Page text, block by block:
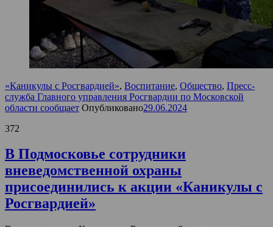
«Каникулы с Росгвардией», Воспитание, Общество, Пресс-
служба Главного управления Росгвардии по Московской
области сообщает Опубликовано29.06.2024
372
В Подмосковье сотрудники
вневедомственной охраны
присоединились к акции «Каникулы с
Росгвардией»